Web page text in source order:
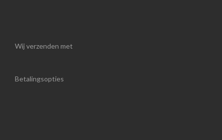
Wij verzenden met
Betalingsopties